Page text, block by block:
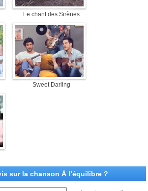
Le chant des Sirènes
Sweet Darling
sur la chanson À l’équilibre ?